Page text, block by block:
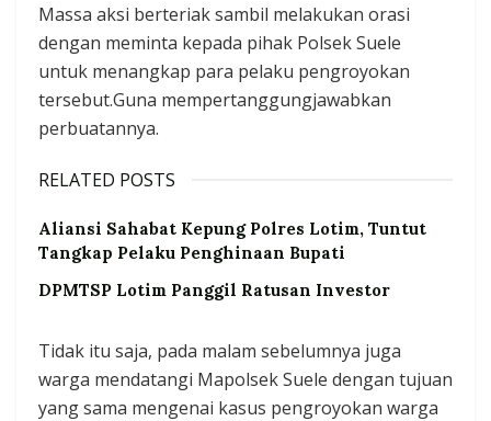
Massa aksi berteriak sambil melakukan orasi
dengan meminta kepada pihak Polsek Suele
untuk menangkap para pelaku pengroyokan
tersebut.Guna mempertanggungjawabkan
perbuatannya.
RELATED POSTS
Aliansi Sahabat Kepung Polres Lotim, Tuntut
Tangkap Pelaku Penghinaan Bupati
DPMTSP Lotim Panggil Ratusan Investor
Tidak itu saja, pada malam sebelumnya juga
warga mendatangi Mapolsek Suele dengan tujuan
yang sama mengenai kasus pengroyokan warga